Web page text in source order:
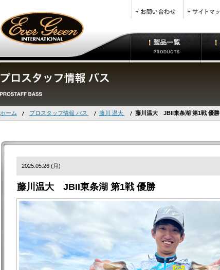
ホーム プロスタッフ情報 バス 藤川 温大 藤川温大 JBII東条湖 第1戦 優勝
2025.05.26 (月)
藤川温大 JBII東条湖 第1戦 優勝